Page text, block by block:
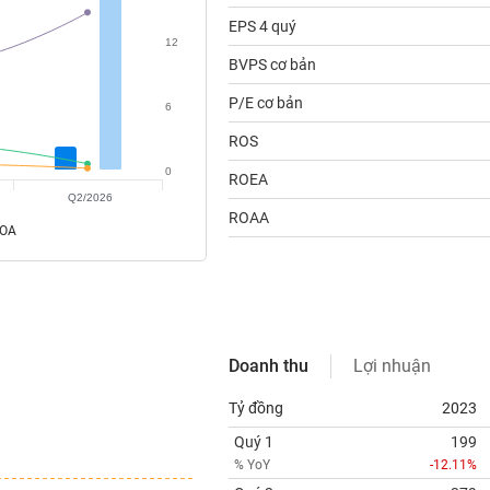
0
6
12
Q2/2026
EPS 4 quý
BVPS cơ bản
P/E cơ bản
ROS
ROEA
ROAA
Doanh thu Lợi nhuận
Tỷ đồng 2023
Quý 1
% YoY
199
-12.11%